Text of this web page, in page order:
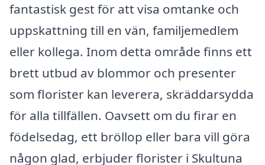
fantastisk gest för att visa omtanke och
uppskattning till en vän, familjemedlem
eller kollega. Inom detta område finns ett
brett utbud av blommor och presenter
som florister kan leverera, skräddarsydda
för alla tillfällen. Oavsett om du firar en
födelsedag, ett bröllop eller bara vill göra
någon glad, erbjuder florister i Skultuna